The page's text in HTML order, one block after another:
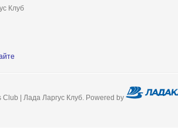
Клуб
| Лада Ларгус Клуб. Powered by